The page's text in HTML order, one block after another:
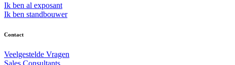
Ik ben al exposant
Ik ben standbouwer
Contact
Veelgestelde Vragen
Sales Consultants